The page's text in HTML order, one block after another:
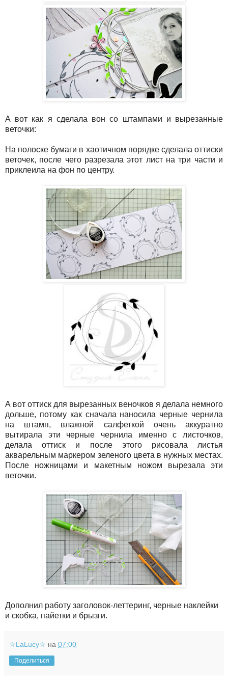
А вот как я сделала вон со штампами и вырезанные
веточки:
На полоске бумаги в хаотичном порядке сделала оттиски
веточек, после чего разрезала этот лист на три части и
приклеила на фон по центру.
А вот оттиск для вырезанных веночков я делала немного
дольше, потому как сначала наносила черные чернила
на штамп, влажной салфеткой очень аккуратно
вытирала эти черные чернила именно с листочков,
делала оттиск и после этого рисовала листья
акварельным маркером зеленого цвета в нужных местах.
После ножницами и макетным ножом вырезала эти
веточки.
Дополнил работу заголовок-леттеринг, черные наклейки
и скобка, пайетки и брызги.
☆LaLucy☆ на 07:00
Поделиться